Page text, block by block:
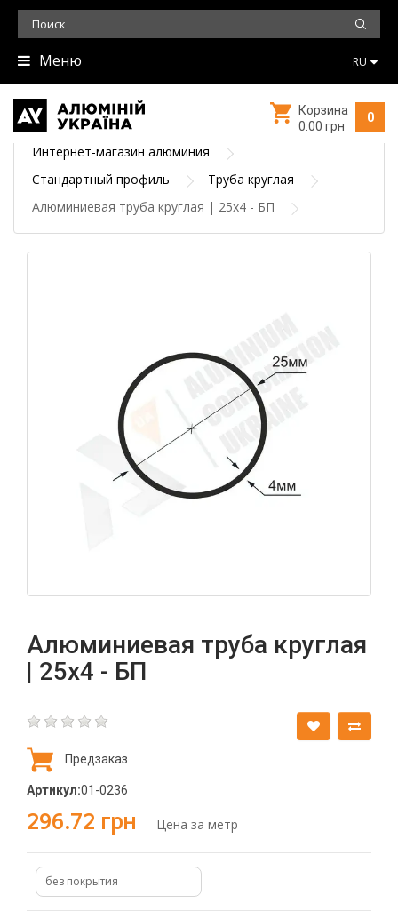
Меню RU
0
Корзина
0.00 грн
Интернет-магазин алюминия
Стандартный профиль
Труба круглая
Алюминиевая труба круглая | 25х4 - БП
Алюминиевая труба круглая
| 25х4 - БП
Предзаказ
Артикул:01-0236
296.72 грн Цена за метр
без покрытия